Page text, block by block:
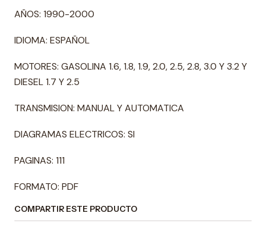
AÑOS: 1990-2000
IDIOMA: ESPAÑOL
MOTORES: GASOLINA 1.6, 1.8, 1.9, 2.0, 2.5, 2.8, 3.0 Y 3.2 Y
DIESEL 1.7 Y 2.5
TRANSMISION: MANUAL Y AUTOMATICA
DIAGRAMAS ELECTRICOS: SI
PAGINAS: 111
FORMATO: PDF
COMPARTIR ESTE PRODUCTO